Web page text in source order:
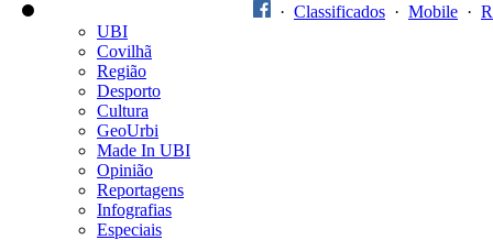
· Classificados · Mobile ·
UBI
Covilhã
Região
Desporto
Cultura
GeoUrbi
Made In UBI
Opinião
Reportagens
Infografias
Especiais